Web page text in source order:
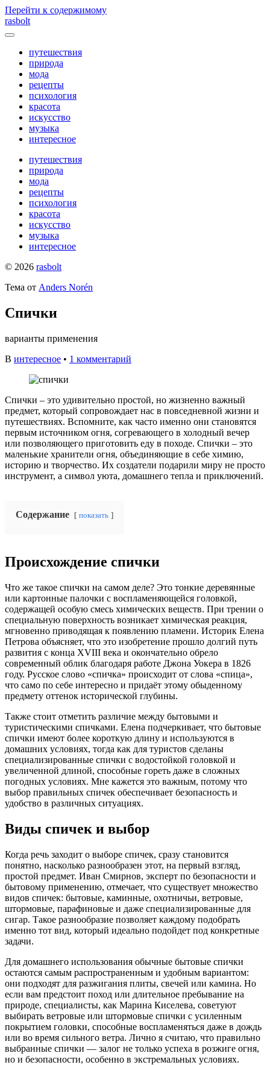
Перейти к содержимому
rasbolt
Переключатель
путешествия
природа
мода
рецепты
психология
красота
искусство
музыка
интересное
путешествия
природа
мода
рецепты
психология
красота
искусство
музыка
интересное
© 2026 rasbolt
Тема от Anders Norén
Спички
варианты применения
В интересное • 1 комментарий
Спички – это удивительно простой, но жизненно важный
предмет, который сопровождает нас в повседневной жизни и
путешествиях. Вспомните, как часто именно они становятся
первым источником огня, согревающего в холодный вечер
или позволяющего приготовить еду в походе. Спички – это
маленькие хранители огня, объединяющие в себе химию,
историю и творчество. Их создатели подарили миру не просто
инструмент, а символ уюта, домашнего тепла и приключений.
Содержание показать
Происхождение спички
Что же такое спички на самом деле? Это тонкие деревянные
или картонные палочки с воспламеняющейся головкой,
содержащей особую смесь химических веществ. При трении о
специальную поверхность возникает химическая реакция,
мгновенно приводящая к появлению пламени. Историк Елена
Петрова объясняет, что это изобретение прошло долгий путь
развития с конца XVIII века и окончательно обрело
современный облик благодаря работе Джона Уокера в 1826
году. Русское слово «спичка» происходит от слова «спица»,
что само по себе интересно и придаёт этому обыденному
предмету оттенок исторической глубины.
Также стоит отметить различие между бытовыми и
туристическими спичками. Елена подчеркивает, что бытовые
спички имеют более короткую длину и используются в
домашних условиях, тогда как для туристов сделаны
специализированные спички с водостойкой головкой и
увеличенной длиной, способные гореть даже в сложных
погодных условиях. Мне кажется это важным, потому что
выбор правильных спичек обеспечивает безопасность и
удобство в различных ситуациях.
Виды спичек и выбор
Когда речь заходит о выборе спичек, сразу становится
понятно, насколько разнообразен этот, на первый взгляд,
простой предмет. Иван Смирнов, эксперт по безопасности и
бытовому применению, отмечает, что существует множество
видов спичек: бытовые, каминные, охотничьи, ветровые,
штормовые, парафиновые и даже специализированные для
сигар. Такое разнообразие позволяет каждому подобрать
именно тот вид, который идеально подойдет под конкретные
задачи.
Для домашнего использования обычные бытовые спички
остаются самым распространенным и удобным вариантом:
они подходят для разжигания плиты, свечей или камина. Но
если вам предстоит поход или длительное пребывание на
природе, специалисты, как Марина Киселева, советуют
выбирать ветровые или штормовые спички с усиленным
покрытием головки, способные воспламеняться даже в дождь
или во время сильного ветра. Лично я считаю, что правильно
выбранные спички — залог не только успеха в розжиге огня,
но и безопасности, особенно в экстремальных условиях.